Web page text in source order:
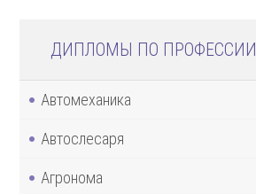
ДИПЛОМЫ ПО ПРОФЕССИИ
Автомеханика
Автослесаря
Агронома